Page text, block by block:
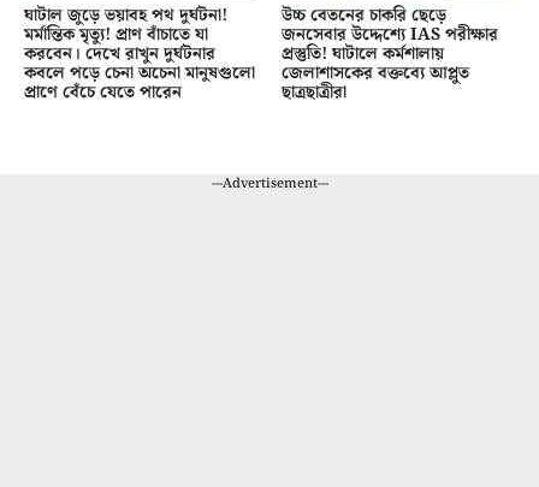
ঘাটাল জুড়ে ভয়াবহ পথ দুর্ঘটনা!
মর্মান্তিক মৃত্যু! প্রাণ বাঁচাতে যা
করবেন। দেখে রাখুন দুর্ঘটনার
কবলে পড়ে চেনা অচেনা মানুষগুলো
প্রাণে বেঁচে যেতে পারেন
উচ্চ বেতনের চাকরি ছেড়ে
জনসেবার উদ্দেশ্যে IAS পরীক্ষার
প্রস্তুতি! ঘাটালে কর্মশালায়
জেলাশাসকের বক্তব্যে আপ্লুত
ছাত্রছাত্রীরা
---Advertisement---